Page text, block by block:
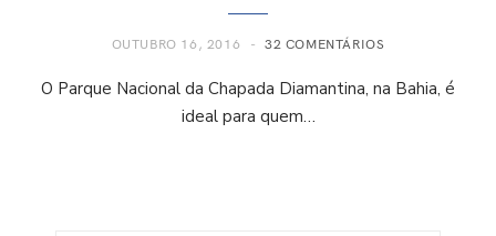
OUTUBRO 16, 2016 32 COMENTÁRIOS
O Parque Nacional da Chapada Diamantina, na Bahia, é
ideal para quem…